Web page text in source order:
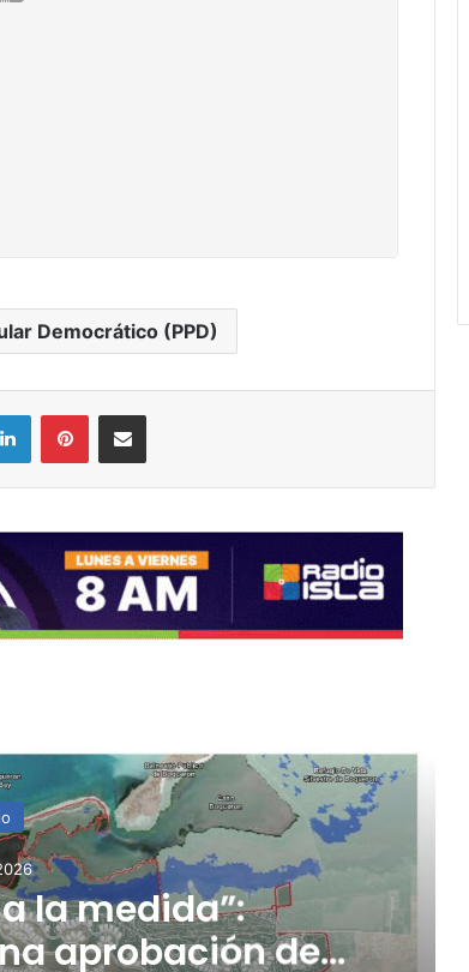
Democrático (PPD)
LinkedInPinterestShare via Email
la medida”:
aprobación de